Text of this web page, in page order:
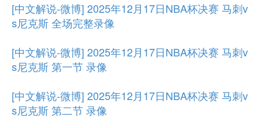
[中文解说-微博] 2025年12月17日NBA杯决赛 马刺v
s尼克斯 全场完整录像
[中文解说-微博] 2025年12月17日NBA杯决赛 马刺v
s尼克斯 第一节 录像
[中文解说-微博] 2025年12月17日NBA杯决赛 马刺v
s尼克斯 第二节 录像